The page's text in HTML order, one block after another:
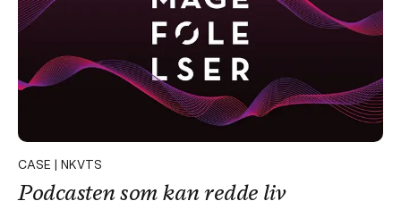
CASE | NKVTS
Podcastensom kan redde liv